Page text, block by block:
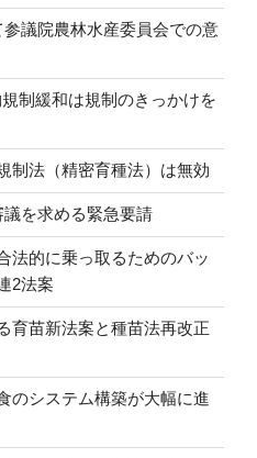
議院農林水産委員会での意
制緩和は規制のきっかけを
制法（精密育種法）は無効
を求める緊急要請
法的に乗っ取るためのバッ
2法案
育苗新法案と種苗法再改正
のシステム構築が大幅に進